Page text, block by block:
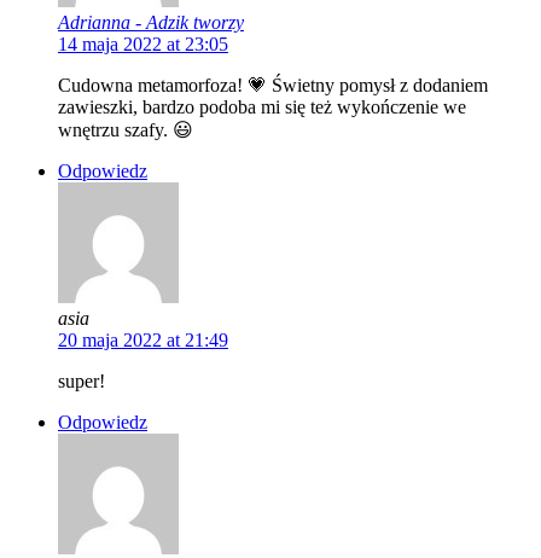
Adrianna - Adzik tworzy
14 maja 2022 at 23:05
Cudowna metamorfoza! 💗 Świetny pomysł z dodaniem
zawieszki, bardzo podoba mi się też wykończenie we
wnętrzu szafy. 😃
Odpowiedz
asia
20 maja 2022 at 21:49
super!
Odpowiedz